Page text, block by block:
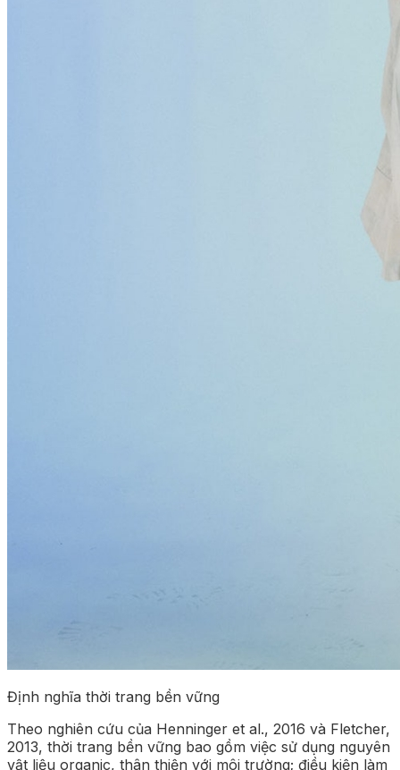
Định nghĩa thời trang bền vững
Theo nghiên cứu của Henninger et al., 2016 và Fletcher,
2013, thời trang bền vững bao gồm việc sử dụng nguyên
vật liệu organic, thân thiện với môi trường; điều kiện làm